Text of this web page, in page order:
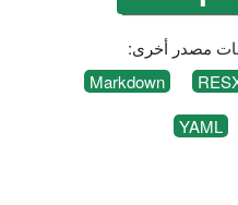
مصدر أخرى:
Markdown
YAML